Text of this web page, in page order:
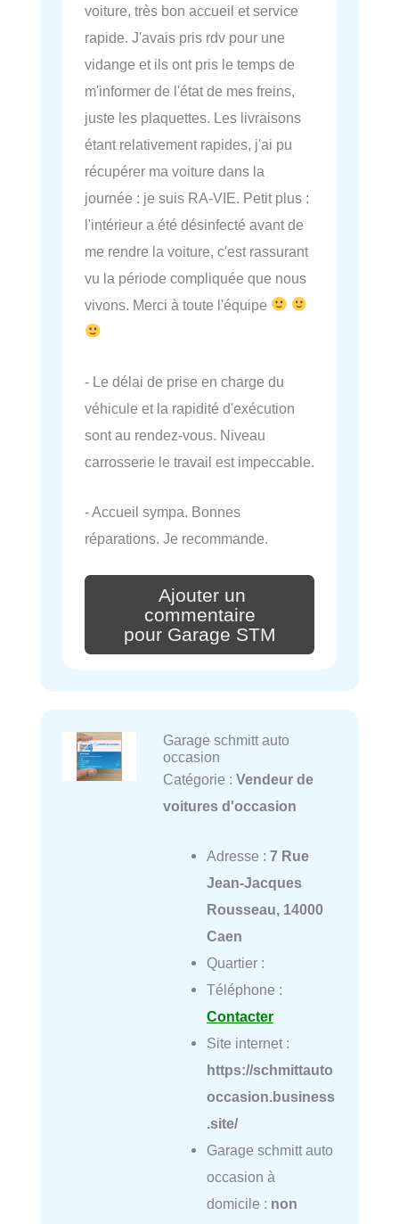
voiture, très bon accueil et service
rapide. J'avais pris rdv pour une
vidange et ils ont pris le temps de
m'informer de l'état de mes freins,
juste les plaquettes. Les livraisons
étant relativement rapides, j'ai pu
récupérer ma voiture dans la
journée : je suis RA-VIE. Petit plus :
l'intérieur a été désinfecté avant de
me rendre la voiture, c'est rassurant
vu la période compliquée que nous
vivons. Merci à toute l'équipe
- Le délai de prise en charge du
véhicule et la rapidité d'exécution
sont au rendez-vous. Niveau
carrosserie le travail est impeccable.
- Accueil sympa. Bonnes
réparations. Je recommande.
Ajouter un
commentaire
pour Garage STM
Garage schmitt auto
occasion
Catégorie : Vendeur de
voitures d'occasion
Adresse : 7 Rue
Jean-Jacques
Rousseau, 14000
Caen
Quartier :
Téléphone :
Contacter
Site internet :
https://schmittauto
occasion.business
.site/
Garage schmitt auto
occasion à
domicile : non